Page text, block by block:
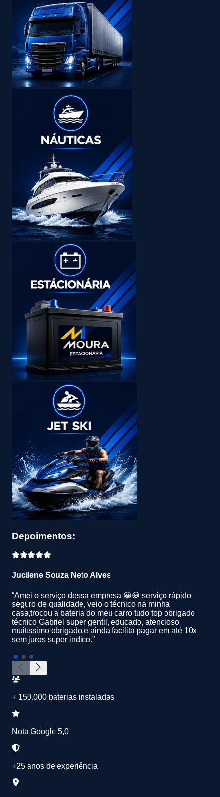
Depoimentos:
Jucilene Souza Neto Alves
“Amei o serviço dessa empresa 😀😀 serviço rápido
seguro de qualidade, veio o técnico na minha
casa,trocou a bateria do meu carro tudo top obrigado
técnico Gabriel super gentil, educado, atencioso
muitíssimo obrigado,e ainda facilita pagar em até 10x
sem juros super indico.”
+ 150.000 baterias instaladas
Nota Google 5,0
+25 anos de experiência